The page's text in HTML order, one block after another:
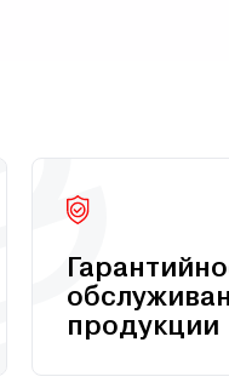
продукции